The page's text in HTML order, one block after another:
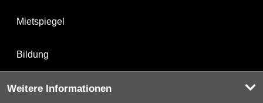
Mietspiegel
Bildung
Weitere Informationen